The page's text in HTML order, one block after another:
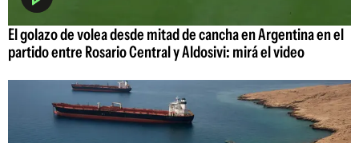
El golazo de volea desde mitad de cancha en Argentina en el
partido entre Rosario Central y Aldosivi: mirá el video